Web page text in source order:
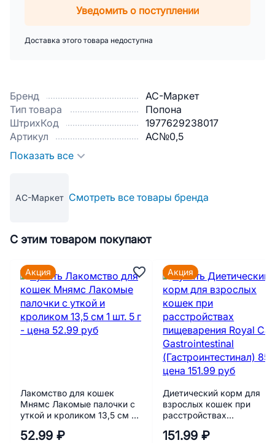
Бренд
АС-Маркет
Тип товара
Попона
ШтрихКод
1977629238017
Артикул
АС№0,5
Показать все
АС-Маркет Смотреть все товары бренда
Уведомить о поступлении
Доставка этого товара недоступна
С этим товаром покупают
Лакомство для кошек
Мнямс Лакомые палочки с
уткой и кроликом 13,5 см 1
52.99 ₽
Акция
Диетический корм для
взрослых кошек при
расстройствах
Gastrointestinal
151.99 ₽
Акция